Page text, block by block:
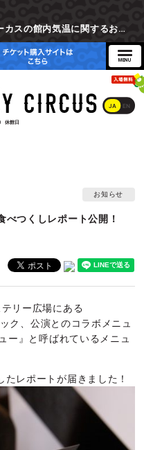
【重要】東京ミステリーサーカスの館内気温に関するお詫びとご参加辞退時の返金対応について
JA EN
休館日
お知らせ
つくしレポート公開！
リー広場にある
ク、公演とのコラボメニュ
ー』と呼ばれているメニュ
レポートが届きました！